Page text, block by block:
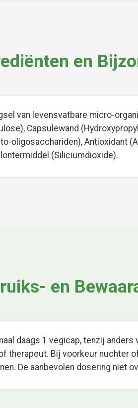
en
van levensvatbare micro-
Capsulewand
oligosacchariden), Antioxidant
(Siliciumdioxide).
en
daags 1 vegicap, tenzij
therapeut. Bij voorkeur nuchter
De aanbevolen dosering niet